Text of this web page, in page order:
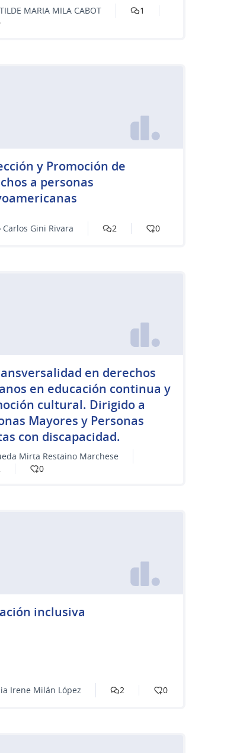
MARIA MILA CABOT
1
y Promoción de
a personas
Carlos Gini Rivara 2 0
en derechos
en educación continua y
cultural. Dirigido a
Mayores y Personas
con discapacidad.
Mirta Restaino Marchese
0
inclusiva
Irene Milán López 2 0